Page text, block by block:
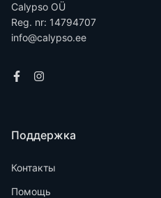
Calypso OÜ
Reg. nr: 14794707
info@calypso.ee
Поддержка
Контакты
Помощь